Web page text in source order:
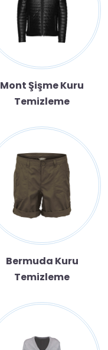
Mont Şişme Kuru
Temizleme
Bermuda Kuru
Temizleme